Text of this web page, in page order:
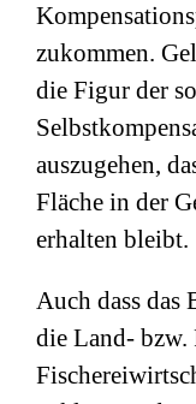
zukommen.
die Figur der
auszugehen,
Fläche in der
erhalten bleibt.
Auch dass das
die Land- bzw.